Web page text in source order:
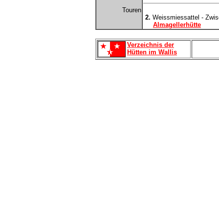
Touren
2. Weissmiessattel -
Almagellerhütte
Verzeichnis der
Hütten im Wallis